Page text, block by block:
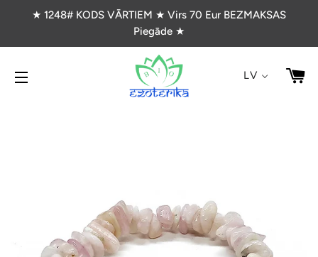
★ 1248# KODS VĀRTIEM ★ Virs 70 Eur BEZMAKSAS
Piegāde ★
VIETNES NAVIGĀCIJA
LV